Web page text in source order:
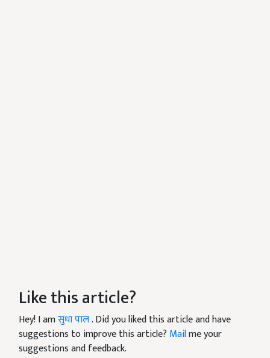
Like this article?
Hey! I amसुधा पाल. Did you liked this article and have
suggestions to improve this article? Mailme your
suggestions and feedback.